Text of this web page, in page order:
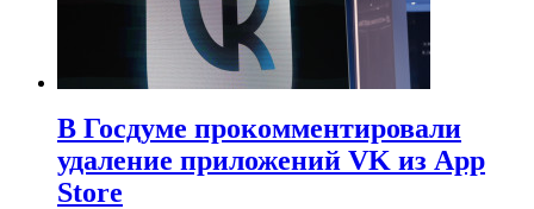
В Госдуме прокомментировали
удаление приложений VK из App
Store